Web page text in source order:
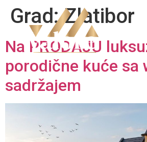
Grad:Zlatibor
Na PRODAJU
porodične kuće sa
sadržajem